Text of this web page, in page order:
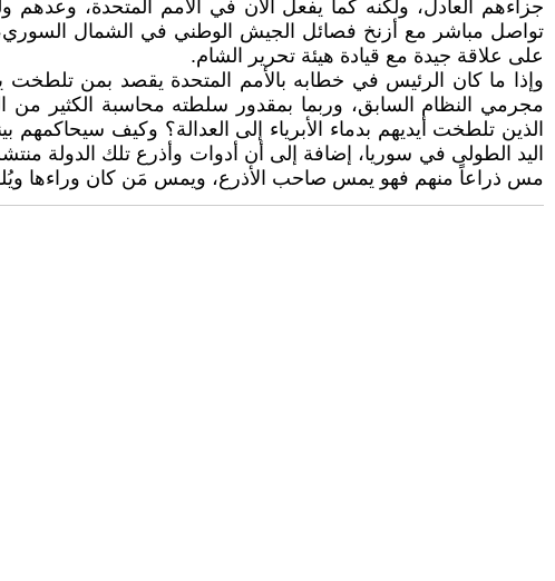
جزاءهم العادل، ولكنه كما يفعل الآن في الأمم المتحدة،
تواصل مباشر مع أزنخ فصائل الجيش الوطني في الشمال السوري،
على علاقة جيدة مع قيادة هيئة تحرير الشام.
وإذا ما كان الرئيس في خطابه بالأمم المتحدة يقصد بمن تلطخت
مجرمي النظام السابق، وربما بمقدور سلطته محاسبة الكثير من
الذين تلطخت أيديهم بدماء الأبرياء إلى العدالة؟ وكيف
اليد الطولى في سوريا، إضافة إلى أن أدوات وأذرع تلك الدولة
مس ذراعاً منهم فهو يمس صاحب الأذرع، ويمس مَن كان وراءها